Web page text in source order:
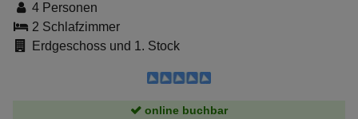
4 Personen
2 Schlafzimmer
Erdgeschoss und 1. Stock
online buchbar